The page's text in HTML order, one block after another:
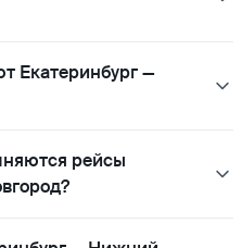
Екатеринбург —
рейсы